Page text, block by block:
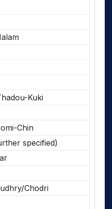
Kuki
Chin
specified)
Chodri